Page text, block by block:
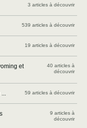
3 articles à découvrir
539 articles à découvrir
19 articles à découvrir
et
40 articles à
découvrir
... 59 articles à découvrir
9 articles à
découvrir